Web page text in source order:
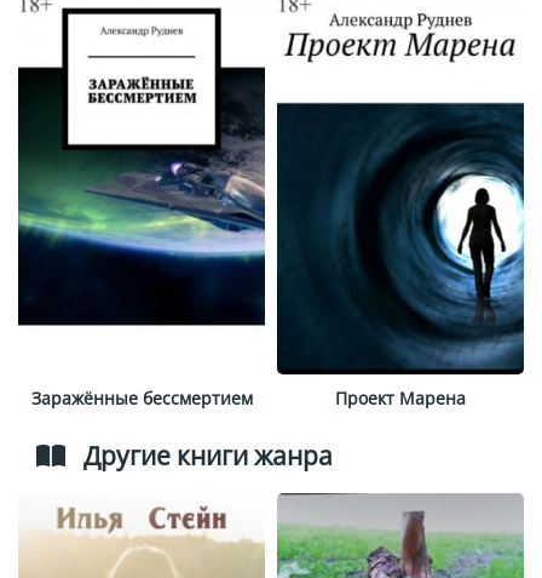
Заражённые бессмертием Проект Марена
Другие книги жанра